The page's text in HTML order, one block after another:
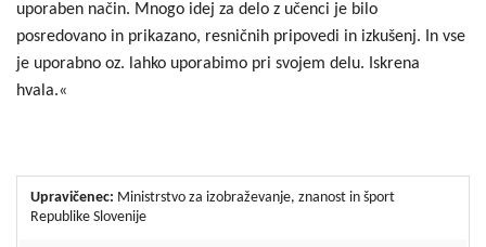
uporaben način. Mnogo idej za delo z učenci je bilo
posredovano in prikazano, resničnih pripovedi in izkušenj. In vse
je uporabno oz. lahko uporabimo pri svojem delu. Iskrena
hvala.«
Upravičenec: Ministrstvo za izobraževanje, znanost in šport
Republike Slovenije